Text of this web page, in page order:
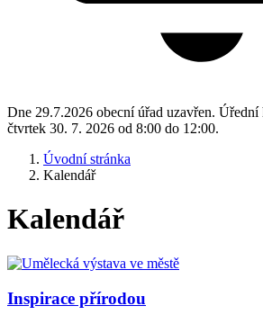
Dne 29.7.2026 obecní úřad uzavřen. Úřední
čtvrtek 30. 7. 2026 od 8:00 do 12:00.
Úvodní stránka
Kalendář
Kalendář
Inspirace přírodou